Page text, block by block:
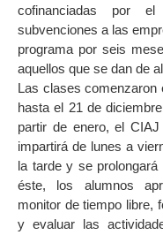
cofinanciadas por
subvenciones a las
programa por seis
aquellos que se dan de
Las clases comenzaron
hasta el 21 de
partir de enero, el
impartirá de lunes a
la tarde y se
éste, los alumnos
monitor de tiempo libre,
y evaluar las